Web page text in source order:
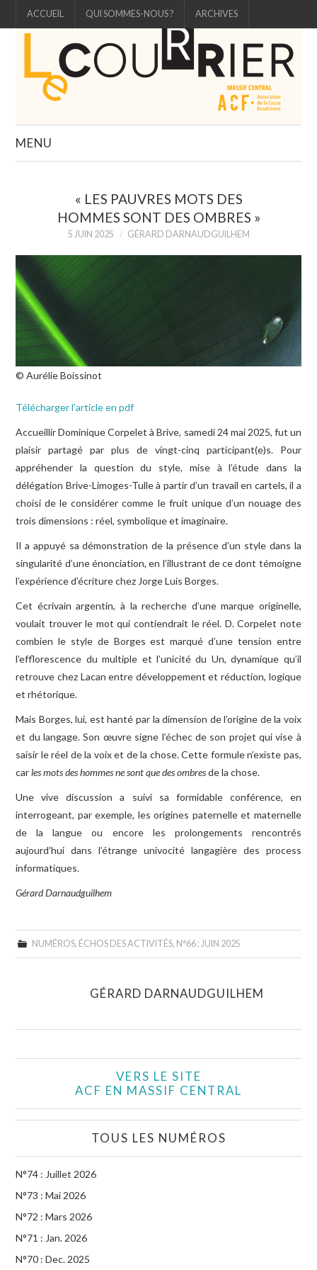
ACCUEIL QUI SOMMES-NOUS ? ARCHIVES
MENU
ÉTUDE
3 QUESTIONS À
LIRE, ÉCOUTER, VOIR
ÉCHOS DES ACTIVITÉS
« LES PAUVRES MOTS DES
HOMMES SONT DES OMBRES »
5 JUIN 2025 GÉRARD DARNAUDGUILHEM
© Aurélie Boissinot
Télécharger l’article en pdf
Accueillir Dominique Corpelet à Brive, samedi 24 mai 2025, fut un
plaisir partagé par plus de vingt-cinq participant(e)s. Pour
appréhender la question du style, mise à l’étude dans la
délégation Brive-Limoges-Tulle à partir d’un travail en cartels, il a
choisi de le considérer comme le fruit unique d’un nouage des
trois dimensions : réel, symbolique et imaginaire.
Il a appuyé sa démonstration de la présence d’un style dans la
singularité d’une énonciation, en l’illustrant de ce dont témoigne
l’expérience d’écriture chez Jorge Luis Borges.
Cet écrivain argentin, à la recherche d’une marque originelle,
voulait trouver le mot qui contiendrait le réel. D. Corpelet note
combien le style de Borges est marqué d’une tension entre
l’efflorescence du multiple et l’unicité du Un, dynamique qu’il
retrouve chez Lacan entre développement et réduction, logique
et rhétorique.
Mais Borges, lui, est hanté par la dimension de l’origine de la voix
et du langage. Son œuvre signe l’échec de son projet qui vise à
saisir le réel de la voix et de la chose. Cette formule n’existe pas,
carles mots des hommes ne sont que des ombresde la chose.
Une vive discussion a suivi sa formidable conférence, en
interrogeant, par exemple, les origines paternelle et maternelle
de la langue ou encore les prolongements rencontrés
aujourd’hui dans l’étrange univocité langagière des process
informatiques.
Gérard Darnaudguilhem
NUMÉROS, ÉCHOS DES ACTIVITÉS, N°66 : JUIN 2025
GÉRARD DARNAUDGUILHEM
VERS LE SITE
ACF EN MASSIF CENTRAL
TOUS LES NUMÉROS
N°74 : Juillet 2026
N°73 : Mai 2026
N°72 : Mars 2026
N°71 : Jan. 2026
N°70 : Dec. 2025